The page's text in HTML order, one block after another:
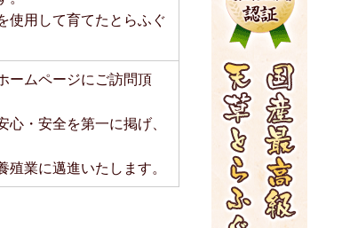
使用して育てたとらふぐ
ームページにご訪問頂
・安全を第一に掲げ、
殖業に邁進いたします。